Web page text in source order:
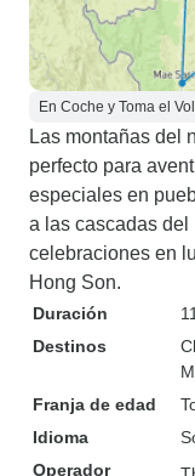
En Coche y Toma el
Las montañas del
perfecto para
especiales en
a las cascadas
celebraciones en
Hong Son.
Duración
Destinos
Franja de edad
Idioma
Operador